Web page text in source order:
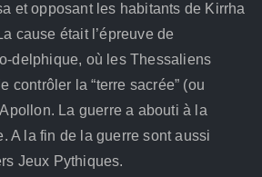
et opposant les habitants de Kirrha
cause était l’épreuve de
delphique, où les Thessaliens
contrôler la “terre sacrée” (ou
La guerre a abouti à la
A la fin de la guerre sont aussi
Jeux Pythiques.